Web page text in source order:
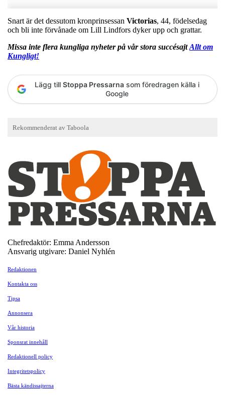
Snart är det dessutom kronprinsessan Victorias, 44, födelsedag
och bli inte förvånade om Lill Lindfors dyker upp och grattar.
Missa inte flera kungliga nyheter på vår stora succésajtAllt om
Kungligt!
Lägg till Stoppa Pressarna som föredragen källa i
Google
Chefredaktör: Emma Andersson
Ansvarig utgivare: Daniel Nyhlén
Redaktionen
Kontakta oss
Tipsa
Annonsera
Vår historia
Sponsrat innehåll
Redaktionell policy
Integritetspolicy
Bästa kändissajterna